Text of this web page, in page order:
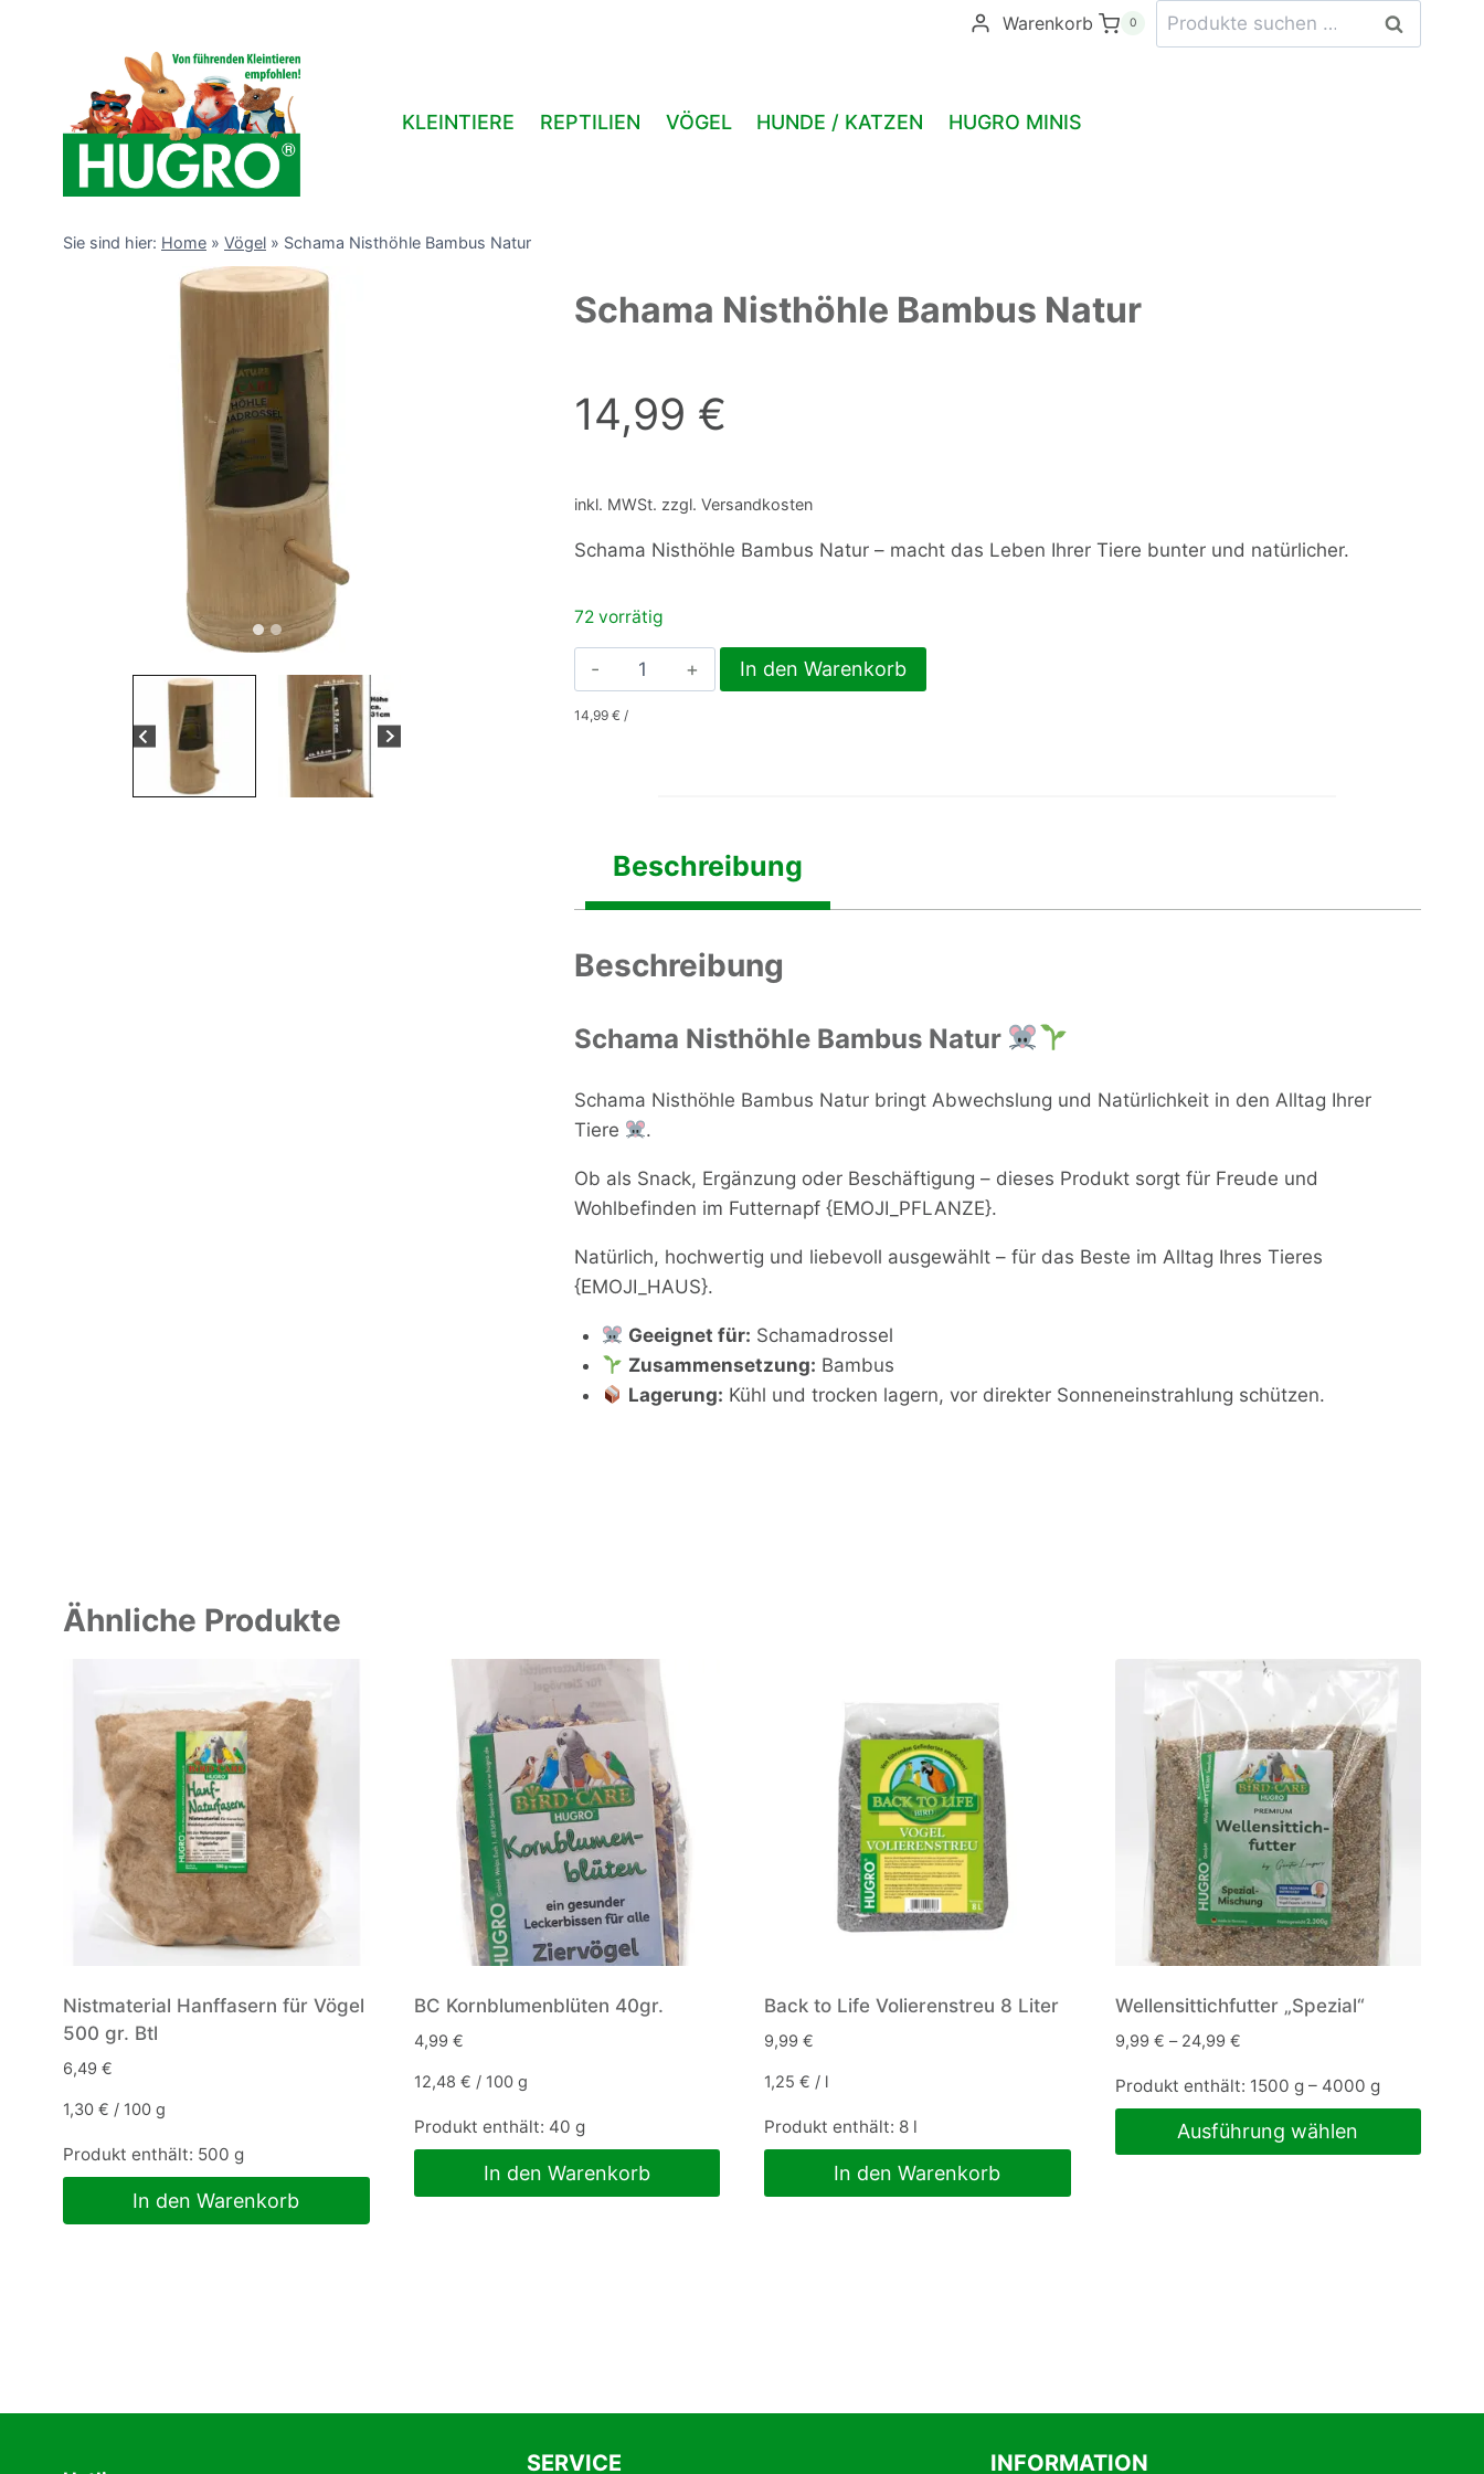
Warenkorb 0
Suchen
nach:
Suchen
KLEINTIERE REPTILIEN VÖGEL HUNDE / KATZEN HUGRO MINIS
Sie sind hier: Home » Vögel » Schama Nisthöhle Bambus Natur
Schama Nisthöhle Bambus Natur
14,99 €
inkl. MWSt. zzgl. Versandkosten
Schama Nisthöhle Bambus Natur – macht das Leben Ihrer Tiere bunter und natürlicher.
72 vorrätig
Schama
Nisthöhle
Bambus
In den Warenkorb
14,99 € /
Beschreibung
Beschreibung
Schama Nisthöhle Bambus Natur
Schama Nisthöhle Bambus Natur bringt Abwechslung und Natürlichkeit in den Alltag Ihrer
Tiere
.
Ob als Snack, Ergänzung oder Beschäftigung – dieses Produkt sorgt für Freude und
Wohlbefinden im Futternapf {EMOJI_PFLANZE}.
Natürlich, hochwertig und liebevoll ausgewählt – für das Beste im Alltag Ihres Tieres
{EMOJI_HAUS}.
Geeignet für: Schamadrossel
Zusammensetzung: Bambus
Lagerung: Kühl und trocken lagern, vor direkter Sonneneinstrahlung schützen.
Ähnliche Produkte
Nistmaterial Hanffasern für Vögel
500 gr. Btl
6,49 €
1,30 € / 100 g
Produkt enthält: 500 g
In den Warenkorb
BC Kornblumenblüten 40gr.
4,99 €
12,48 € / 100 g
Produkt enthält: 40 g
In den Warenkorb
Back to Life Volierenstreu 8 Liter
9,99 €
1,25 € / l
Produkt enthält: 8 l
In den Warenkorb
Wellensittichfutter „Spezial“
9,99 € – 24,99 €
Produkt enthält: 1500 g– 4000 g
Ausführung wählen
der
SERVICE INFORMATION
Bambus